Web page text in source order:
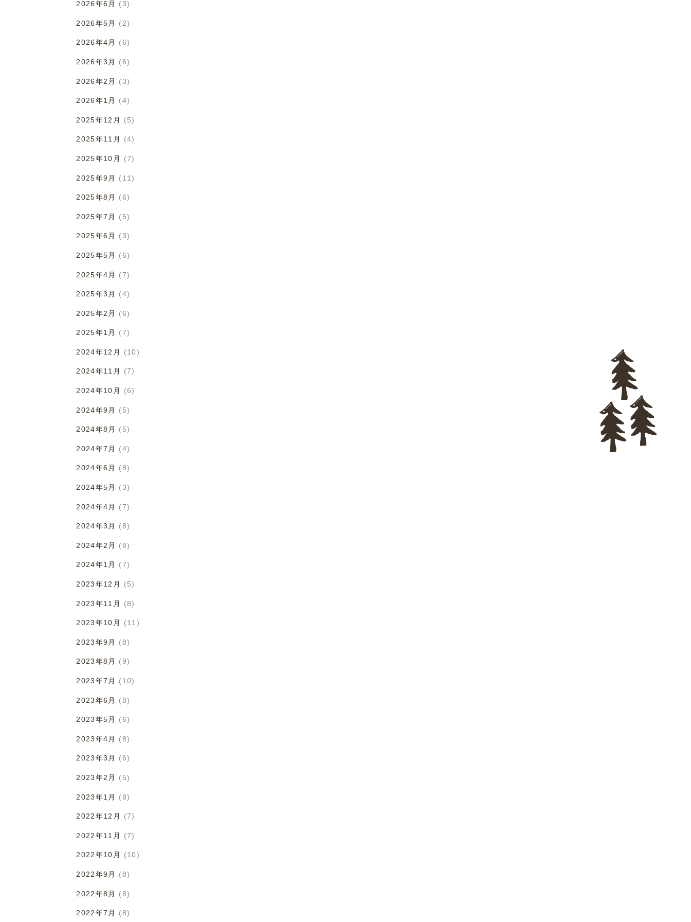
2026年6月 (3)
2026年5月 (2)
2026年4月 (6)
2026年3月 (6)
2026年2月 (3)
2026年1月 (4)
2025年12月 (5)
2025年11月 (4)
2025年10月 (7)
2025年9月 (11)
2025年8月 (6)
2025年7月 (5)
2025年6月 (3)
2025年5月 (6)
2025年4月 (7)
2025年3月 (4)
2025年2月 (6)
2025年1月 (7)
2024年12月 (10)
2024年11月 (7)
2024年10月 (6)
2024年9月 (5)
2024年8月 (5)
2024年7月 (4)
2024年6月 (8)
2024年5月 (3)
2024年4月 (7)
2024年3月 (8)
2024年2月 (8)
2024年1月 (7)
2023年12月 (5)
2023年11月 (8)
2023年10月 (11)
2023年9月 (8)
2023年8月 (9)
2023年7月 (10)
2023年6月 (8)
2023年5月 (6)
2023年4月 (8)
2023年3月 (6)
2023年2月 (5)
2023年1月 (8)
2022年12月 (7)
2022年11月 (7)
2022年10月 (10)
2022年9月 (8)
2022年8月 (8)
2022年7月 (8)